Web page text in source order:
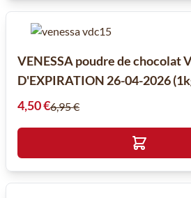
VENESSA poudre de chocolat
D'EXPIRATION 26-04-2026
Prix spécial
4,50 €6,95 €